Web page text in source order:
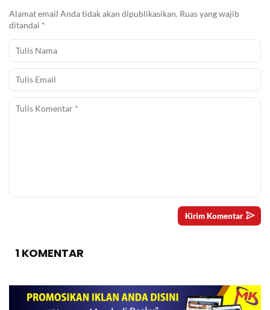
Alamat email Anda tidak akan dipublikasikan. Ruas yang wajib
ditandai *
1 KOMENTAR